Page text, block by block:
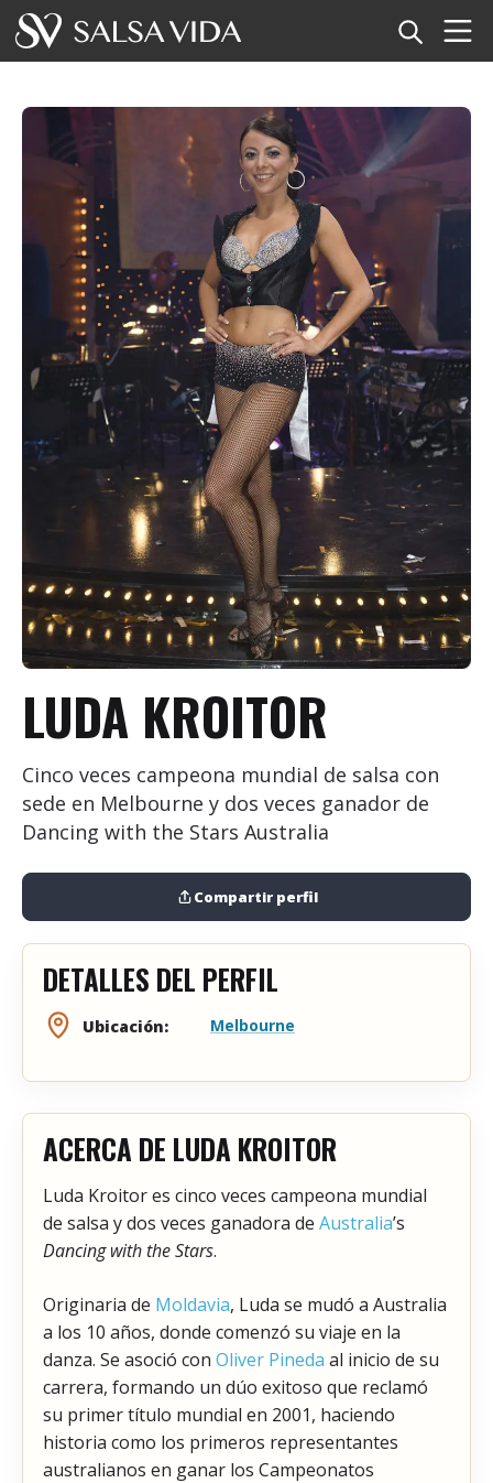
Eventos
Noticias
Artículos
Videos
Glosario
TuneTempo
Añadir evento
LUDA KROITOR
Cinco veces campeona mundial de salsa con
sede en Melbourne y dos veces ganador de
Dancing with the Stars Australia
Compartir perfil
DETALLES DEL PERFIL
Ubicación: Melbourne
ACERCA DE LUDA KROITOR
Luda Kroitor es cinco veces campeona mundial
de salsa y dos veces ganadora de Australia’s
Dancing with the Stars.
Originaria de Moldavia, Luda se mudó a Australia
a los 10 años, donde comenzó su viaje en la
danza. Se asoció con Oliver Pineda al inicio de su
carrera, formando un dúo exitoso que reclamó
su primer título mundial en 2001, haciendo
historia como los primeros representantes
australianos en ganar los Campeonatos